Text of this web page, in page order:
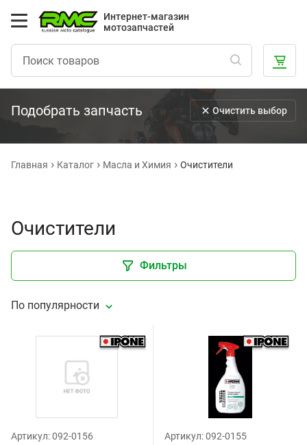
Интернет-магазин
мотозапчастей
Подобрать запчасть Очистить выбор
Главная Каталог Масла и Химия Очистители
Очистители
Фильтры
По популярности
Артикул:092-0156 Артикул:092-0155